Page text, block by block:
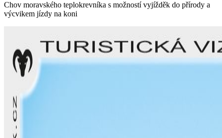
Chov moravského teplokrevníka s možností vyjížděk do přírody a
výcvikem jízdy na koni